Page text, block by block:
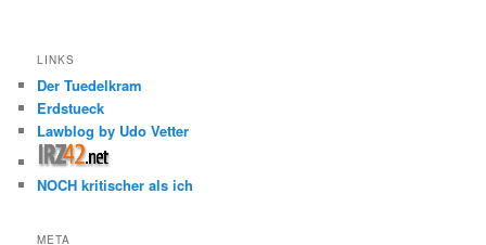
LINKS
Der Tuedelkram
Erdstueck
Lawblog by Udo Vetter
NOCH kritischer als ich
META